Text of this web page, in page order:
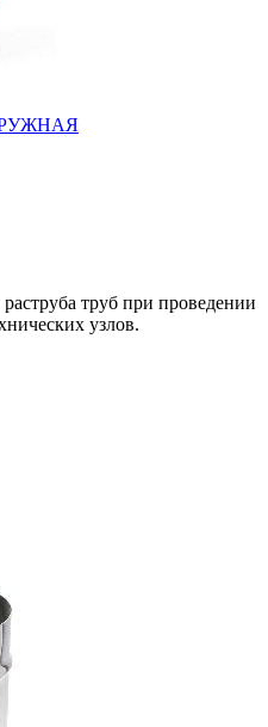
труб при проведении
узлов.